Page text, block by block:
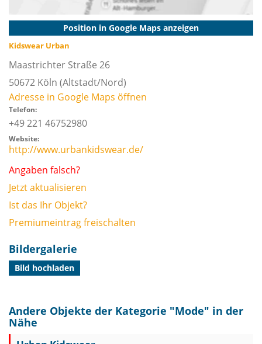
Position in Google Maps anzeigen
Kidswear Urban
Maastrichter Straße 26
50672 Köln (Altstadt/Nord)
Adresse in Google Maps öffnen
Telefon:
+49 221 46752980
Website:
http://www.urbankidswear.de/
Angaben falsch?
Jetzt aktualisieren
Ist das Ihr Objekt?
Premiumeintrag freischalten
Bildergalerie
Bild hochladen
Andere Objekte der Kategorie "Mode" in der
Nähe